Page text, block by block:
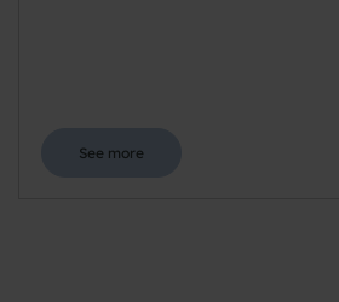
See more